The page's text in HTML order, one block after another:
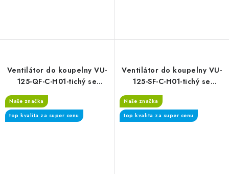
Ventilátor do koupelny VU-
125-QF-C-H01-tichý se
zpětnou klapkou, časový
spínač, hygrostat
Naše značka
top kvalita za super cenu
Ventilátor do koupelny VU-
125-SF-C-H01-tichý se
zpětnou klapkou, časový
spínač, hygrostat
Naše značka
top kvalita za super cenu